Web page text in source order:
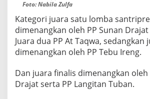
Foto: Nabila Zulfa
Kategori juara satu lomba
dimenangkan oleh PP Sunan
Juara dua PP At Taqwa, sedangkan
dimenangkan oleh PP Tebu Ireng.
Dan juara finalis dimenangkan oleh
Drajat serta PP Langitan Tuban.